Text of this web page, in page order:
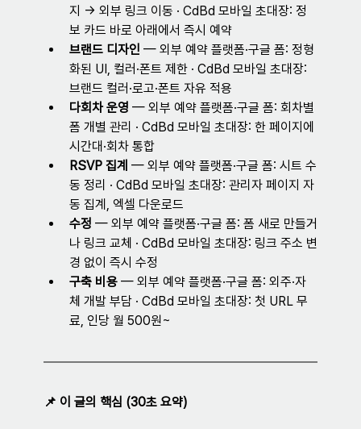
지 → 외부 링크 이동 · CdBd 모바일 초대장: 정
보 카드 바로 아래에서 즉시 예약
브랜드 디자인 — 외부 예약 플랫폼·구글 폼: 정형
화된 UI, 컬러·폰트 제한 · CdBd 모바일 초대장:
브랜드 컬러·로고·폰트 자유 적용
다회차 운영 — 외부 예약 플랫폼·구글 폼: 회차별
폼 개별 관리 · CdBd 모바일 초대장: 한 페이지에
시간대·회차 통합
RSVP 집계 — 외부 예약 플랫폼·구글 폼: 시트 수
동 정리 · CdBd 모바일 초대장: 관리자 페이지 자
동 집계, 엑셀 다운로드
수정 — 외부 예약 플랫폼·구글 폼: 폼 새로 만들거
나 링크 교체 · CdBd 모바일 초대장: 링크 주소 변
경 없이 즉시 수정
구축 비용 — 외부 예약 플랫폼·구글 폼: 외주·자
체 개발 부담 · CdBd 모바일 초대장: 첫 URL 무
료, 인당 월 500원~
📌 이 글의 핵심 (30초 요약)